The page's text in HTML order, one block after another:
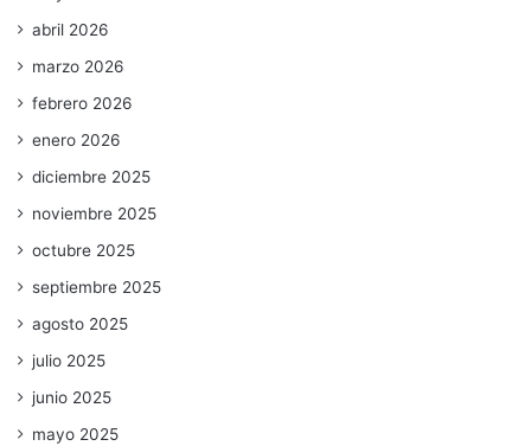
abril 2026
marzo 2026
febrero 2026
enero 2026
diciembre 2025
noviembre 2025
octubre 2025
septiembre 2025
agosto 2025
julio 2025
junio 2025
mayo 2025